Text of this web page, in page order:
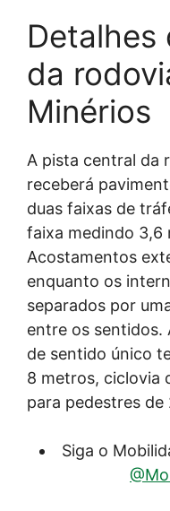
Detalhes
da
Minérios
A pista central da
receberá
duas faixas de
faixa medindo 3,6
Acostamentos
enquanto os
separados por
entre os sentidos.
de sentido único
8 metros, ciclovia
para pedestres de
Siga o